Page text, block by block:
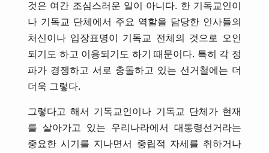
것은 여간 조심스러운 일이 아니다. 한 기독교인이
나 기독교 단체에서 주요 역할을 담당한 인사들의
처신이나 입장표명이 기독교 전체의 것으로 오인
되기도 하고 이용되기도 하기 때문이다. 특히 각 정
파가 경쟁하고 서로 충돌하고 있는 선거철에는 더
더욱 그렇다.
그렇다고 해서 기독교인이나 기독교 단체가 현재
를 살아가고 있는 우리나라에서 대통령선거라는
중요한 시기를 지나면서 중립적 자세를 취하거나